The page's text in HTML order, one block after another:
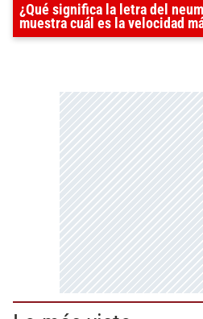
¿Qué significa la letra del
muestra cuál es la velocidad